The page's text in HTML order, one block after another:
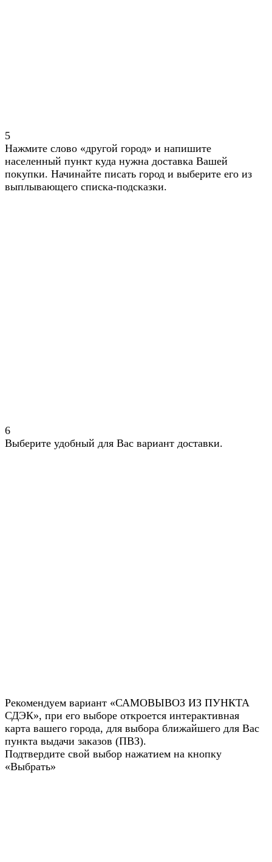
5
Нажмите слово «другой город» и напишите
населенный пункт куда нужна доставка Вашей
покупки. Начинайте писать город и выберите его из
выплывающего списка-подсказки.
6
Выберите удобный для Вас вариант доставки.
Рекомендуем вариант «САМОВЫВОЗ ИЗ ПУНКТА
СДЭК», при его выборе откроется интерактивная
карта вашего города, для выбора ближайшего для Вас
пункта выдачи заказов (ПВЗ).
Подтвердите свой выбор нажатием на кнопку
«Выбрать»